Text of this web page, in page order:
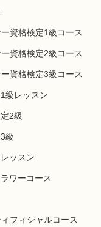
資格検定1級コース
資格検定2級コース
資格検定3級コース
級レッスン
2級
級
ッスン
ワーコース
フィシャルコース